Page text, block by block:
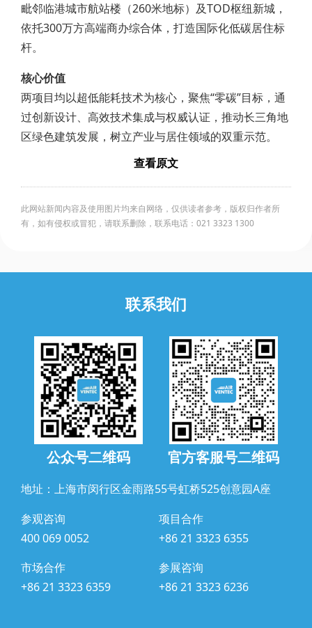
毗邻临港城市航站楼（260米地标）及TOD枢纽新城，
依托300万方高端商办综合体，打造国际化低碳居住标
杆。
核心价值
两项目均以超低能耗技术为核心，聚焦“零碳”目标，通
过创新设计、高效技术集成与权威认证，推动长三角地
区绿色建筑发展，树立产业与居住领域的双重示范。
查看原文
此网站新闻内容及使用图片均来自网络，仅供读者参考，版权归作者所
有，如有侵权或冒犯，请联系删除，联系电话：021 3323 1300
联系我们
公众号二维码 官方客服号二维码
地址：上海市闵行区金雨路55号虹桥525创意园A座
参观咨询
400 069 0052
项目合作
+86 21 3323 6355
市场合作
+86 21 3323 6359
参展咨询
+86 21 3323 6236